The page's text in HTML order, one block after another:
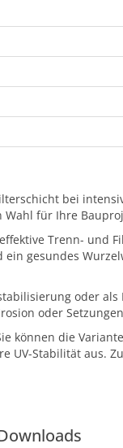
bei
für Ihre
Trenn- und
gesundes
oder
oder
können die
UV-Stabilität aus.